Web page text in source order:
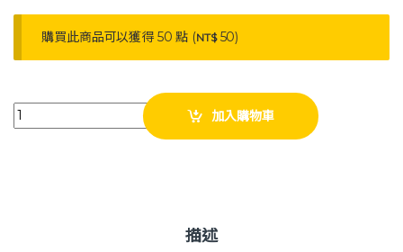
o
o
n
k
購買此商品可以獲得 50 點 (NT$50)
耀宏 YH500 垃圾桶 (可承受50kg) 工作車 配件 塑鋼推車 配備 加購
加入購物車
描述